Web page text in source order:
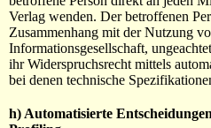
Verlag wenden. Der betroffenen
Zusammenhang mit der Nutzung
Informationsgesellschaft,
ihr Widerspruchsrecht mittels
bei denen technische
h) Automatisierte